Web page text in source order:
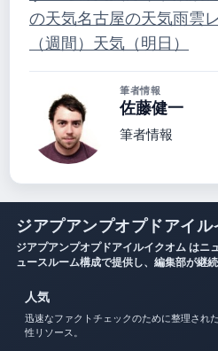
の天気名古屋の天気雨雲
（週間） 天気（明日）
筆者情報
佐藤健一
筆者情報
ジアプアンプオプドアイル
ジアプアンプオプドアイルイクオム はニ
ュースルーム構成で提供し、編集部が継続
人気
迅速なファクトチェックのために整理され
性リソース。